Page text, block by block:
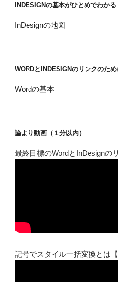
INDESIGNの基本がひとめでわかる
InDesignの地図
WORDとINDESIGNのリンクのため
Wordの基本
論より動画（１分以内）
最終目標のWordとInDesignの
記号でスタイル一括変換とは